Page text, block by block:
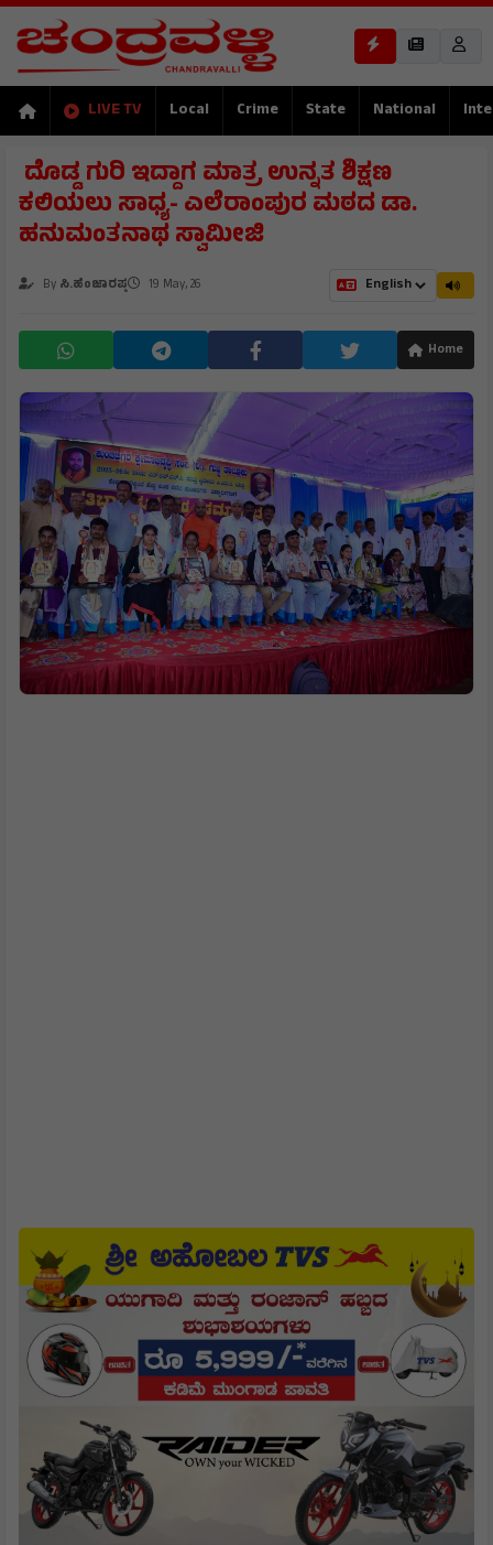
LIVE TV Local Crime State National
​ ದೊಡ್ಡ ಗುರಿ ಇದ್ದಾಗ ಮಾತ್ರ ಉನ್ನತ ಶಿಕ್ಷಣ
ಕಲಿಯಲು ಸಾಧ್ಯ- ಎಲೆರಾಂಪುರ ಮಠದ ಡಾ.
ಹನುಮಂತನಾಥ ಸ್ವಾಮೀಜಿ
By ಸಿ.ಹೆಂಜಾರಪ್ಪ 19 May, 26
Home